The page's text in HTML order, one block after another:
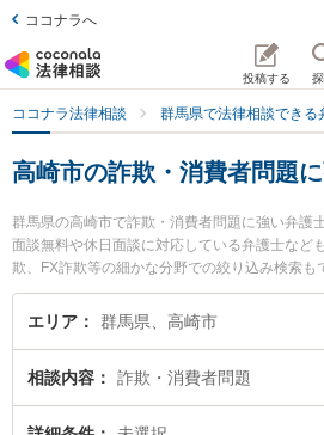
ココナラへ
投稿する
ココナラ法律相談 群馬県で法律相談できる
高崎市の詐欺・消費者問題
群馬県の高崎市で詐欺・消費者問題に強い弁護
面談無料や休日面談に対応している弁護士など
欺、FX詐欺等の細かな分野での絞り込み検索も
猿谷法律事務所 高崎オフィスの猪俣 有未弁護
弁護士、弁護士法人佐々木法律事務所の佐々木
者問題のトラブル解決の実績豊富な近くの弁護
料で詐欺・消費者問題を法律相談できる高崎市
などでお困りの相談者さんにおすすめです。
エリア 群馬県、高崎市
相談内容 詐欺・消費者問題